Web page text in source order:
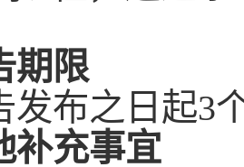
期限
发布之日起3
补充事宜